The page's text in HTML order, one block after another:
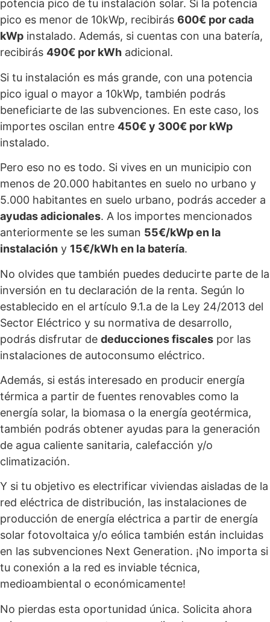
potencia pico de tu instalación solar. Si la potencia
pico es menor de 10kWp, recibirás 600€ por cada
kWp instalado. Además, si cuentas con una batería,
recibirás 490€ por kWh adicional.
Si tu instalación es más grande, con una potencia
pico igual o mayor a 10kWp, también podrás
beneficiarte de las subvenciones. En este caso, los
importes oscilan entre 450€ y 300€ por kWp
instalado.
Pero eso no es todo. Si vives en un municipio con
menos de 20.000 habitantes en suelo no urbano y
5.000 habitantes en suelo urbano, podrás acceder a
ayudas adicionales. A los importes mencionados
anteriormente se les suman 55€/kWp en la
instalación y 15€/kWh en la batería.
No olvides que también puedes deducirte parte de la
inversión en tu declaración de la renta. Según lo
establecido en el artículo 9.1.a de la Ley 24/2013 del
Sector Eléctrico y su normativa de desarrollo,
podrás disfrutar de deducciones fiscales por las
instalaciones de autoconsumo eléctrico.
Además, si estás interesado en producir energía
térmica a partir de fuentes renovables como la
energía solar, la biomasa o la energía geotérmica,
también podrás obtener ayudas para la generación
de agua caliente sanitaria, calefacción y/o
climatización.
Y si tu objetivo es electrificar viviendas aisladas de la
red eléctrica de distribución, las instalaciones de
producción de energía eléctrica a partir de energía
solar fotovoltaica y/o eólica también están incluidas
en las subvenciones Next Generation. ¡No importa si
tu conexión a la red es inviable técnica,
medioambiental o económicamente!
No pierdas esta oportunidad única. Solicita ahora